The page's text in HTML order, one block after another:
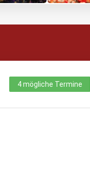
4 mögliche Termine